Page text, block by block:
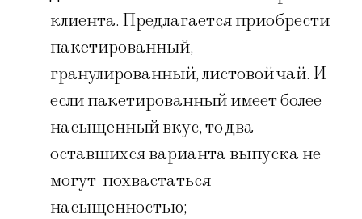
клиента. Предлагается приобрести
пакетированный,
гранулированный, листовой чай. И
если пакетированный имеет более
насыщенный вкус, то два
оставшихся варианта выпуска не
могут похвастаться
насыщенностью;